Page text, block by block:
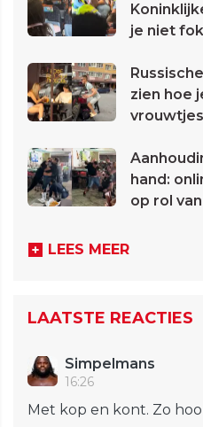
je niet
zien hoe
vrouwtjes
hand:
op rol
LEES MEER
LAATSTE REACTIES
Simpelmans
16:26
Met kop en kont. Zo